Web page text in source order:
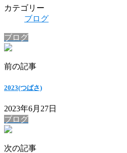
カテゴリー
ブログ
ブログ
前の記事
2023(つばさ)
2023年6月27日
ブログ
次の記事